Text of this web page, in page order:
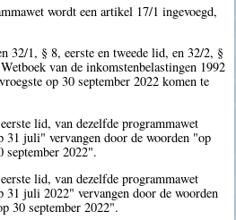
wordt een artikel 17/1 ingevoegd,
32/1, § 8, eerste en tweede lid, en 32/2, §
van de inkomstenbelastingen 1992
op 30 september 2022 komen te
lid, van dezelfde programmawet
juli" vervangen door de woorden "op
2022".
lid, van dezelfde programmawet
juli 2022" vervangen door de woorden
30 september 2022".